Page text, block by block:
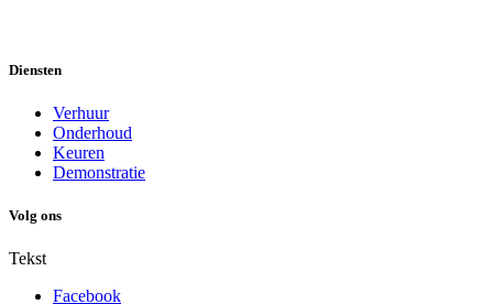
Diensten
Verhuur
Onderhoud
Keuren
Demonstratie
Volg ons
Tekst
Facebook